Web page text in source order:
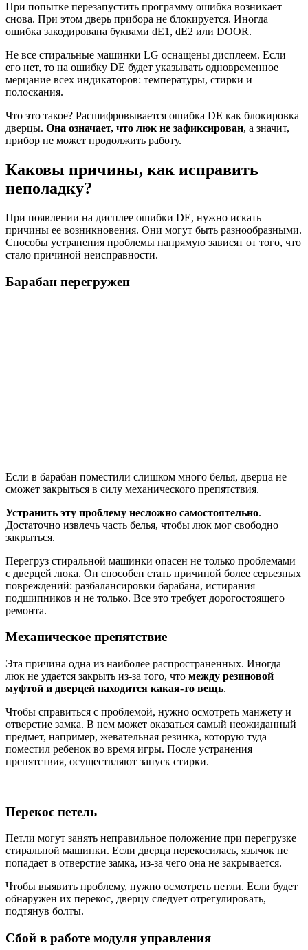
При попытке перезапустить программу ошибка возникает
снова. При этом дверь прибора не блокируется. Иногда
ошибка закодирована буквами dE1, dE2 или DOOR.
Не все стиральные машинки LG оснащены дисплеем. Если
его нет, то на ошибку DE будет указывать одновременное
мерцание всех индикаторов: температуры, стирки и
полоскания.
Что это такое? Расшифровывается ошибка DE как блокировка
дверцы. Она означает, что люк не зафиксирован, а значит,
прибор не может продолжить работу.
Каковы причины, как исправить
неполадку?
При появлении на дисплее ошибки DE, нужно искать
причины ее возникновения. Они могут быть разнообразными.
Способы устранения проблемы напрямую зависят от того, что
стало причиной неисправности.
Барабан перегружен
Если в барабан поместили слишком много белья, дверца не
сможет закрыться в силу механического препятствия.
Устранить эту проблему несложно самостоятельно.
Достаточно извлечь часть белья, чтобы люк мог свободно
закрыться.
Перегруз стиральной машинки опасен не только проблемами
с дверцей люка. Он способен стать причиной более серьезных
повреждений: разбалансировки барабана, истирания
подшипников и не только. Все это требует дорогостоящего
ремонта.
Механическое препятствие
Эта причина одна из наиболее распространенных. Иногда
люк не удается закрыть из-за того, что между резиновой
муфтой и дверцей находится какая-то вещь.
Чтобы справиться с проблемой, нужно осмотреть манжету и
отверстие замка. В нем может оказаться самый неожиданный
предмет, например, жевательная резинка, которую туда
поместил ребенок во время игры. После устранения
препятствия, осуществляют запуск стирки.
Перекос петель
Петли могут занять неправильное положение при перегрузке
стиральной машинки. Если дверца перекосилась, язычок не
попадает в отверстие замка, из-за чего она не закрывается.
Чтобы выявить проблему, нужно осмотреть петли. Если будет
обнаружен их перекос, дверцу следует отрегулировать,
подтянув болты.
Сбой в работе модуля управления